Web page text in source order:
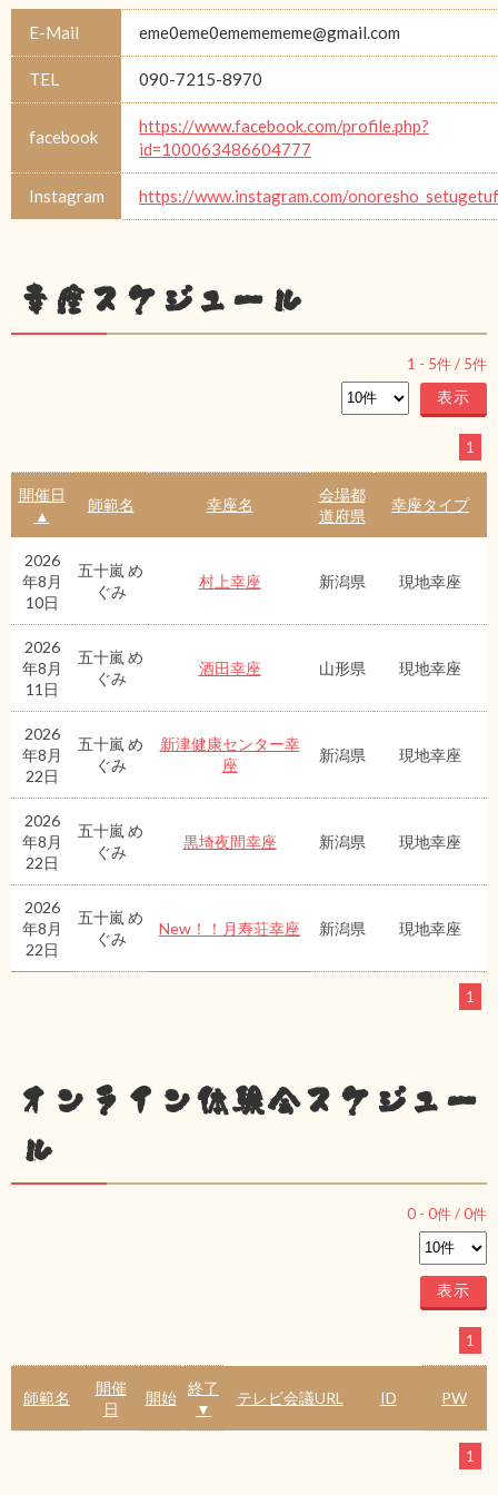
E-Mail eme0eme0ememememe@gmail.com
TEL 090-7215-8970
facebook
https://www.facebook.com/profile.php?
id=100063486604777
Instagram https://www.instagram.com/
幸座スケジュール
1 - 5件 / 5件
1
開催日
▲
師範名 幸座名
会場都
道府県
幸座タイプ
2026
年8月
10日
五十嵐 め
ぐみ
村上幸座 新潟県 現地幸座
2026
年8月
11日
五十嵐 め
ぐみ
酒田幸座 山形県 現地幸座
2026
年8月
22日
五十嵐 め
ぐみ
新津健康センター幸
座
新潟県 現地幸座
2026
年8月
22日
五十嵐 め
ぐみ
黒埼夜間幸座 新潟県 現地幸座
2026
年8月
22日
五十嵐 め
ぐみ
New！！月寿荘幸座 新潟県 現地幸座
1
オンライン体験会スケジュー
ル
0 - 0件 /0件
1
師範名
開催
日
開始
終了
▼
テレビ会議URL ID PW
1